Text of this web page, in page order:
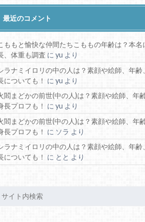
最近のコメント
ももと愉快な仲間たちこももの年齢は？本名
、体重も調査 にyu より
ラナミイロリの中の人は？素顔や絵師、年齢
についても！ にyu より
閻まどかの前世(中の人)は？素顔や絵師、年齢
長プロフも！ にyu より
閻まどかの前世(中の人)は？素顔や絵師、年齢
長プロフも！ に ソラ より
ラナミイロリの中の人は？素顔や絵師、年齢
についても！ に とと より